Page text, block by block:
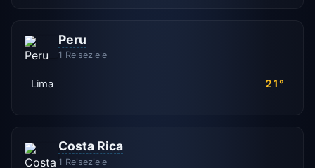
Peru
1 Reiseziele
Lima 21°
Costa Rica
1 Reiseziele